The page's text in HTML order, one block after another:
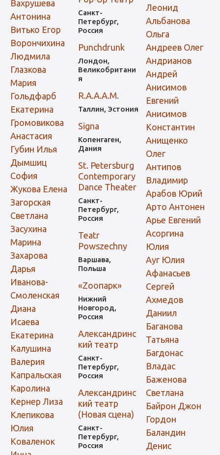
Вахрушева
Антонина
Витько Егор
Ворончихина
Людмила
Глазкова
Мария
Гольдфарб
Екатерина
Громовикова
Анастасия
Губин Илья
Дымшиц
София
Жукова Елена
Загорская
Светлана
Засухина
Марина
Захарова
Дарья
Иванова-
Смоленская
Диана
Исаева
Екатерина
Калушина
Валерия
Капральская
Каролина
Кернер Лиза
Клепикова
Юлия
Коваленок
Санкт-
Петербург,
Россия
Punchdrunk
Лондон,
Великобритани
я
R.A.A.A.M.
Таллин, Эстония
Signa
Копенгаген,
Дания
St. Petersburg
Contemporary
Dance Theater
Санкт-
Петербург,
Россия
Teatr
Powszechny
Варшава,
Польша
«Zooпарк»
Нижний
Новгород,
Россия
Александринс
кий театр
Санкт-
Петербург,
Россия
Александринс
кий театр
(Новая сцена)
Санкт-
Петербург,
Россия
Леонид
Альбанова
Ольга
Андреев Олег
Андрианов
Андрей
Анисимов
Евгений
Анисимов
Константин
Анищенко
Олег
Антипов
Владимир
Арабов Юрий
Арто Антонен
Арье Евгений
Асоргина
Юлия
Ауг Юлия
Афанасьев
Сергей
Ахмедов
Даниил
Баганова
Татьяна
Багдонас
Владас
Баженова
Светлана
Байрон Джон
Гордон
Баландин
Денис